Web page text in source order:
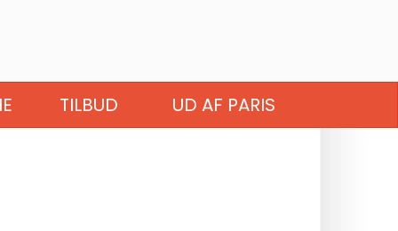
TILBUD UD AF PARIS